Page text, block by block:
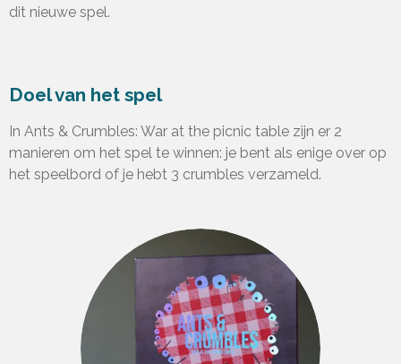
dit nieuwe spel.
Doel van het spel
In Ants & Crumbles: War at the picnic table zijn er 2
manieren om het spel te winnen: je bent als enige over op
het speelbord of je hebt 3 crumbles verzameld.